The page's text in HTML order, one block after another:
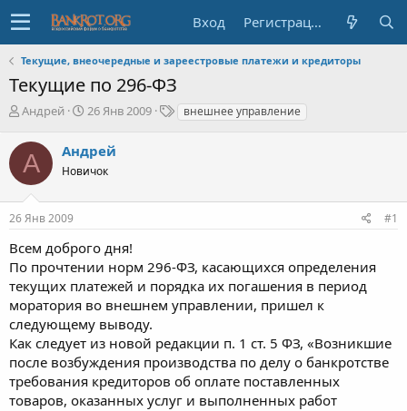
Вход Регистрация
Текущие, внеочередные и зареестровые платежи и кредиторы
Текущие по 296-ФЗ
А
т
о
р
е
м
Андрей
Д
а
н
ч
а
26 Янв 2009
Твнешнее управление
А Андрей
Новичок
26 Янв 2009 #1
Всем доброго дня!
По прочтении норм 296-ФЗ, касающихся определения
текущих платежей и порядка их погашения в период
моратория во внешнем управлении, пришел к
следующему выводу.
Как следует из новой редакции п. 1 ст. 5 ФЗ, «Возникшие
после возбуждения производства по делу о банкротстве
требования кредиторов об оплате поставленных
товаров, оказанных услуг и выполненных работ